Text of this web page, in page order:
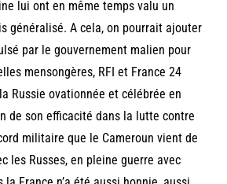
lui ont en même temps valu un
généralisé. A cela, on pourrait ajouter
par le gouvernement malien pour
mensongères, RFI et France 24
Russie ovationnée et célébrée en
de son efficacité dans la lutte contre
militaire que le Cameroun vient de
les Russes, en pleine guerre avec